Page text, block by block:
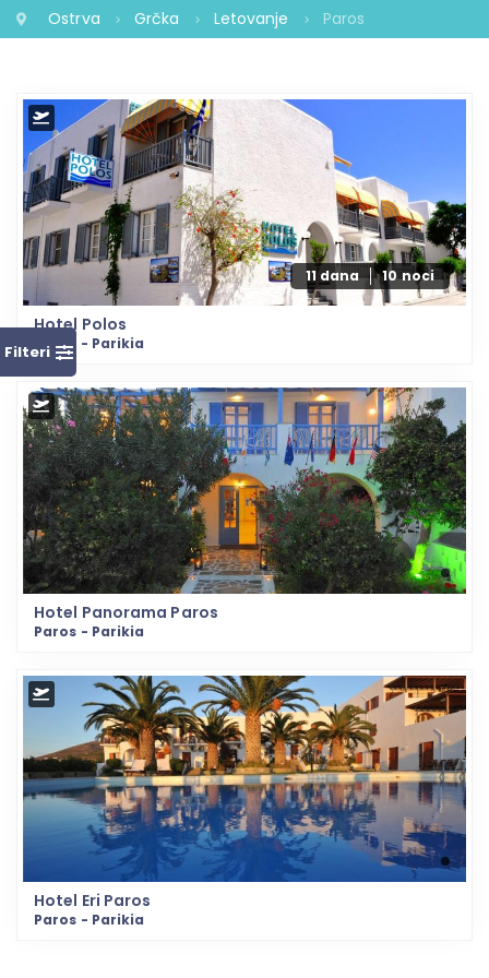
Ostrva Grčka Letovanje Paros
Filteri
11 dana 10 noci
Hotel Polos
Paros - Parikia
Hotel Panorama Paros
Paros - Parikia
Hotel Eri Paros
Paros - Parikia